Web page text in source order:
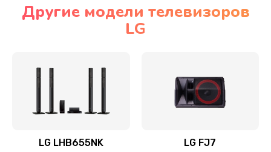
Ремонт механики привода
Ремонт / замена кнопок, клавиш, индикаторов,
Другие модели телевизоров
LG
LG LHB655NK LG FJ7